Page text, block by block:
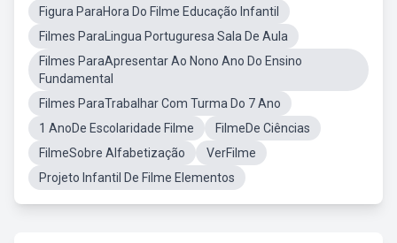
Figura ParaHora Do Filme Educação Infantil
Filmes ParaLingua Portuguresa Sala De Aula
Filmes ParaApresentar Ao Nono Ano Do Ensino
Fundamental
Filmes ParaTrabalhar Com Turma Do 7 Ano
1 AnoDe Escolaridade Filme
FilmeDe Ciências
FilmeSobre Alfabetização
VerFilme
Projeto Infantil De Filme Elementos